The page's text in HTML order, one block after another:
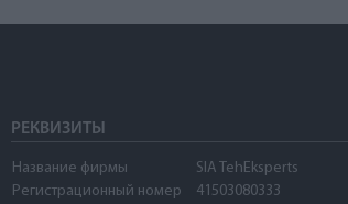
РЕКВИЗИТЫ
Название фирмы
SIA TehEksperts
Регистрационный номер
41503080333